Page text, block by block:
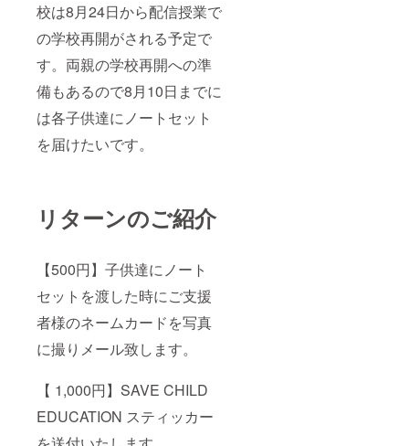
校は8月24日から配信授業で
の学校再開がされる予定で
す。両親の学校再開への準
備もあるので8月10日までに
は各子供達にノートセット
を届けたいです。
リターンのご紹介
【500円】子供達にノート
セットを渡した時にご支援
者様のネームカードを写真
に撮りメール致します。
【 1,000円】SAVE CHILD
EDUCATION スティッカー